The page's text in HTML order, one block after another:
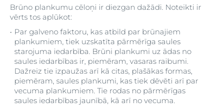
Brūno plankumu cēloņi ir diezgan dažādi. Noteikti ir
vērts tos aplūkot:
Par galveno faktoru, kas atbild par brūnajiem
plankumiem, tiek uzskatīta pārmērīga saules
starojuma iedarbība. Brūni plankumi uz ādas no
saules iedarbības ir, piemēram, vasaras raibumi.
Dažreiz tie izpaužas arī kā citas, plašākas formas,
piemēram, saules plankumi, kas tiek dēvēti arī par
vecuma plankumiem. Tie rodas no pārmērīgas
saules iedarbības jaunībā, kā arī no vecuma.